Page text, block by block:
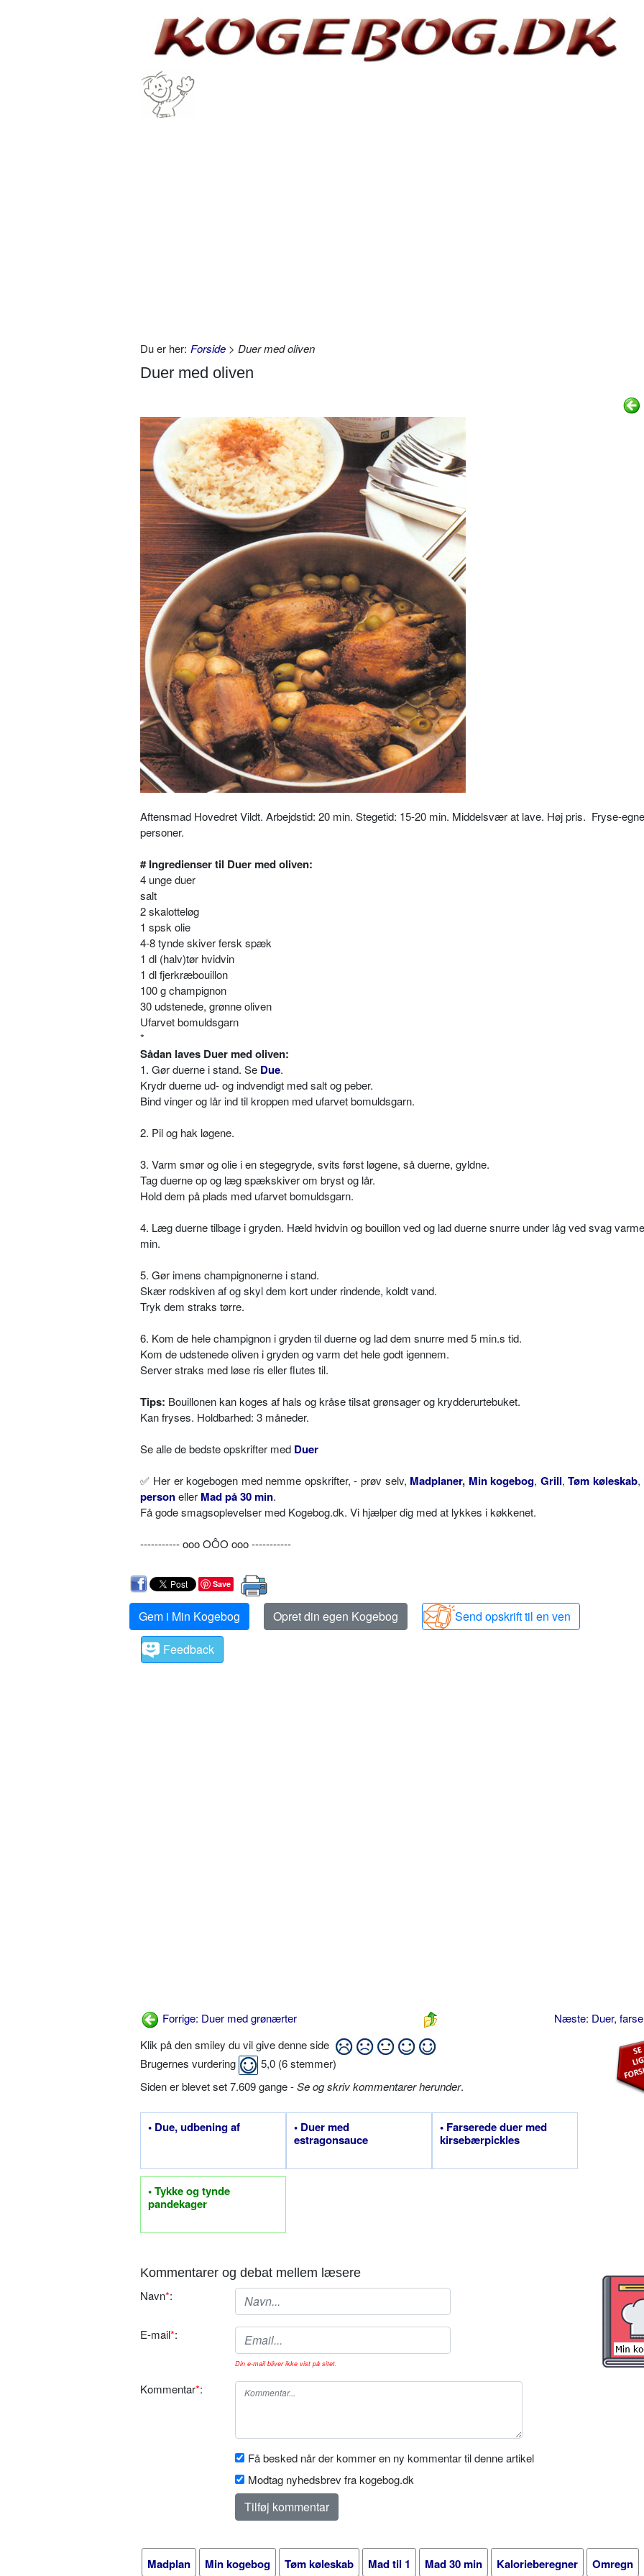
Du er her: Forside > Duer med oliven
Duer med oliven
Aftensmad Hovedret Vildt. Arbejdstid: 20 min. Stegetid: 15-20 min. Middelsvær at lave. Høj pris. Fryse-
personer.
# Ingredienser til Duer med oliven:
4 unge duer
salt
2 skalotteløg
1 spsk olie
4-8 tynde skiver fersk spæk
1 dl (halv)tør hvidvin
1 dl fjerkræbouillon
100 g champignon
30 udstenede, grønne oliven
Ufarvet bomuldsgarn
*
Sådan laves Duer med oliven:
1. Gør duerne i stand. Se Due.
Krydr duerne ud- og indvendigt med salt og peber.
Bind vinger og lår ind til kroppen med ufarvet bomuldsgarn.
2. Pil og hak løgene.
3. Varm smør og olie i en stegegryde, svits først løgene, så duerne, gyldne.
Tag duerne op og læg spækskiver om bryst og lår.
Hold dem på plads med ufarvet bomuldsgarn.
4. Læg duerne tilbage i gryden. Hæld hvidvin og bouillon ved og lad duerne snurre under låg ved svag
min.
5. Gør imens champignonerne i stand.
Skær rodskiven af og skyl dem kort under rindende, koldt vand.
Tryk dem straks tørre.
6. Kom de hele champignon i gryden til duerne og lad dem snurre med 5 min.s tid.
Kom de udstenede oliven i gryden og varm det hele godt igennem.
Server straks med løse ris eller flutes til.
Tips: Bouillonen kan koges af hals og kråse tilsat grønsager og krydderurtebuket.
Kan fryses. Holdbarhed: 3 måneder.
Se alle de bedste opskrifter med Duer
✅ Her er kogebogen med nemme opskrifter, - prøv selv, Madplaner, Min kogebog, Grill,Tøm køleskab,
personeller Mad på 30 min.
Få gode smagsoplevelser med Kogebog.dk. Vi hjælper dig med at lykkes i køkkenet.
----------- ooo OÔO ooo -----------
Save
Gem i Min Kogebog Opret din egen Kogebog
Send opskrift til en ven
Feedback
Forrige: Duer med grønærter
Næste: Duer,
Klik på den smiley du vil give denne side
Brugernes vurdering
5,0 (6stemmer)
Siden er blevet set 7.609 gange -Se og skriv kommentarer herunder.
• Due, udbening af
• Duer med
estragonsauce
• Farserede duer med
kirsebærpickles
• Tykke og tynde
pandekager
Kommentarer og debat mellem læsere
Navn*:
E-mail*:
Din e-mail bliver ikke vist på sitet.
Kommentar*:
Få besked når der kommer en ny kommentar til denne artikel
Modtag nyhedsbrev fra kogebog.dk
Madplan Min kogebog Tøm køleskab Mad til 1 Mad 30 min Kalorieberegner Omregn